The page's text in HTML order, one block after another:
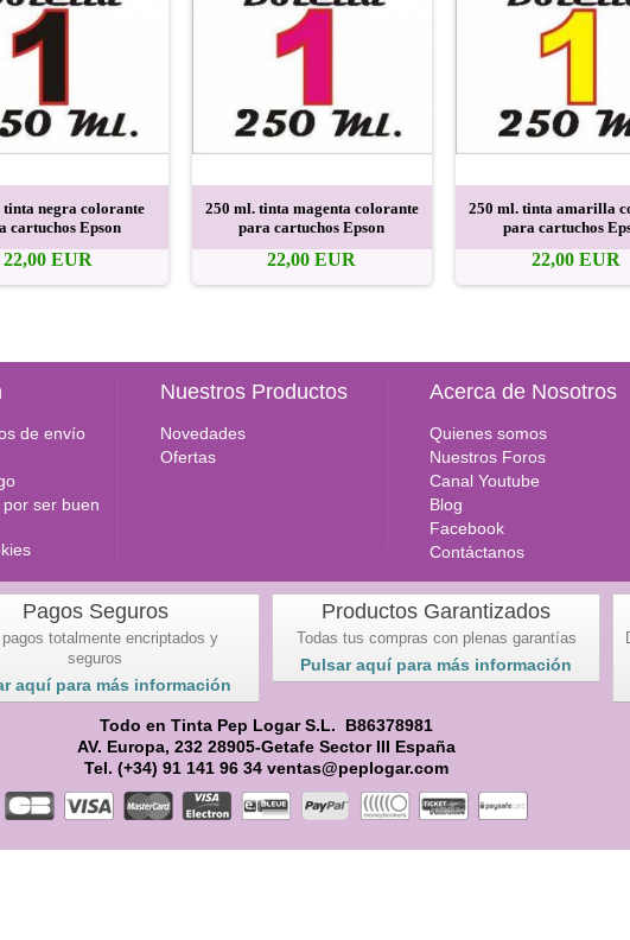
tinta negra colorante
cartuchos Epson
22,00 EUR
250 ml. tinta magenta colorante
para cartuchos Epson
22,00 EUR
250 ml. tinta amarilla
para cartuchos
22,00 EUR
de envío
ser buen
Nuestros Productos
Novedades
Ofertas
Acerca de Nosotros
Quienes somos
Nuestros Foros
Canal Youtube
Blog
Facebook
Contáctanos
Pagos Seguros
totalmente encriptados y
seguros
aquí para más información
Productos Garantizados
Todas tus compras con plenas garantías
Pulsar aquí para más información
Todo en Tinta Pep Logar S.L. B86378981
AV. Europa, 232 28905-Getafe Sector III España
Tel. (+34) 91 141 96 34 ventas@peplogar.com